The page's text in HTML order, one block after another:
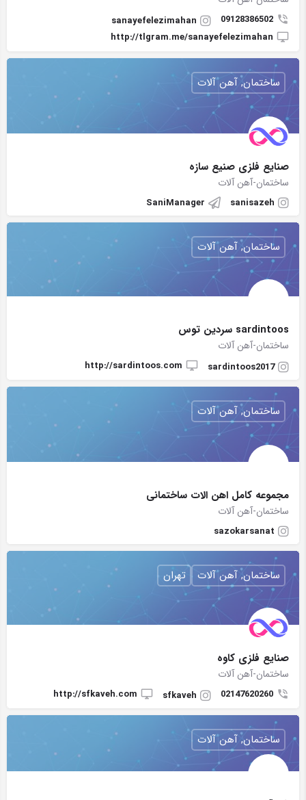
09128386502
sanayefelezimahan
http://tlgram.me/sanayefelezimahan
صنایع فلزی صنیع سازه
ساختمان-آهن آلات
sanisazeh
SaniManager
ساختمان, آهن آلات
sardintoos سردین توس
ساختمان-آهن آلات
sardintoos2017
http://sardintoos.com
ساختمان, آهن آلات
مجموعه کامل اهن الات ساختمانی
ساختمان-آهن آلات
sazokarsanat
ساختمان, آهن آلات
صنایع فلزی کاوه
ساختمان-آهن آلات
02147620260
sfkaveh
http://sfkaveh.com
ساختمان, آهن آلات تهران
ساختمان, آهن آلات